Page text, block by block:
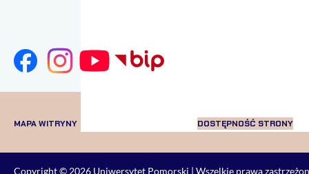
MAPA WITRYNY DOSTĘPNOŚĆ STRONY
Copyright © 2026 Uniwersytet Pomorski | Wszelkie prawa